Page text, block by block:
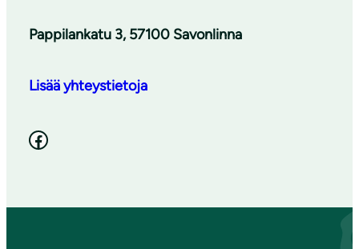
Pappilankatu 3, 57100 Savonlinna
Lisää yhteystietoja
Facebook